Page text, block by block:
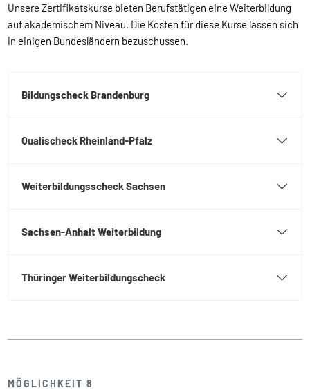
Unsere Zertifikatskurse bieten Berufstätigen eine Weiterbildung
auf akademischem Niveau. Die Kosten für diese Kurse lassen sich
in einigen Bundesländern bezuschussen.
Bildungscheck Brandenburg
Qualischeck Rheinland-Pfalz
Weiterbildungsscheck Sachsen
Sachsen-Anhalt Weiterbildung
Thüringer Weiterbildungscheck
MÖGLICHKEIT 8